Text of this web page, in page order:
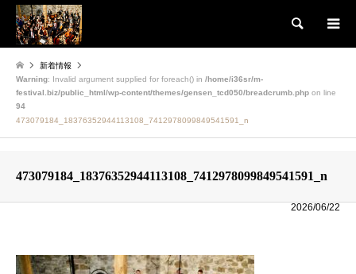
検索
新着情報
Warning: Invalid argument supplied for foreach() in /home/i36sr/m-
festival.biz/public_html/wp-content/themes/gensen_tcd050/breadcrumb.php on line
94
473079184_18376352944113108_7412978099849541591_n
473079184_18376352944113108_7412978099849541591_n
2026/06/22